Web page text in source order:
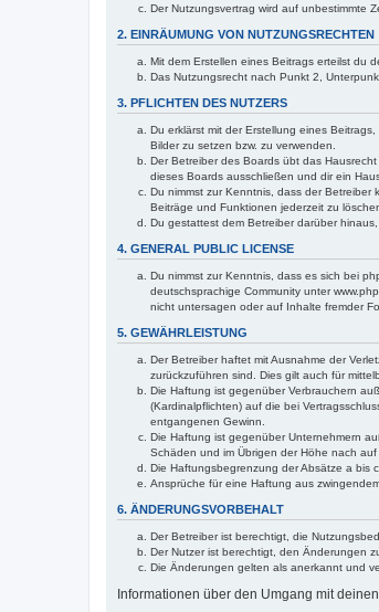
Der Nutzungsvertrag wird auf unbestimmte
2. EINRÄUMUNG VON NUTZUNGSRECHTEN
Mit dem Erstellen eines Beitrags erteilst du
Das Nutzungsrecht nach Punkt 2,
3. PFLICHTEN DES NUTZERS
Du erklärst mit der Erstellung eines
Bilder zu setzen bzw. zu verwenden.
Der Betreiber des Boards übt das
dieses Boards ausschließen und dir ein
Du nimmst zur Kenntnis, dass der
Beiträge und Funktionen jederzeit zu
Du gestattest dem Betreiber darüber
4. GENERAL PUBLIC LICENSE
Du nimmst zur Kenntnis, dass es sich bei
deutschsprachige Community unter
nicht untersagen oder auf Inhalte fremder
5. GEWÄHRLEISTUNG
Der Betreiber haftet mit Ausnahme der
zurückzuführen sind. Dies gilt auch für
Die Haftung ist gegenüber Verbrauchern
(Kardinalpflichten) auf die bei
entgangenen Gewinn.
Die Haftung ist gegenüber Unternehmern
Schäden und im Übrigen der Höhe nach
Die Haftungsbegrenzung der Absätze a bis
Ansprüche für eine Haftung aus
6. ÄNDERUNGSVORBEHALT
Der Betreiber ist berechtigt, die
Der Nutzer ist berechtigt, den Änderungen
Die Änderungen gelten als anerkannt und
Informationen über den Umgang mit